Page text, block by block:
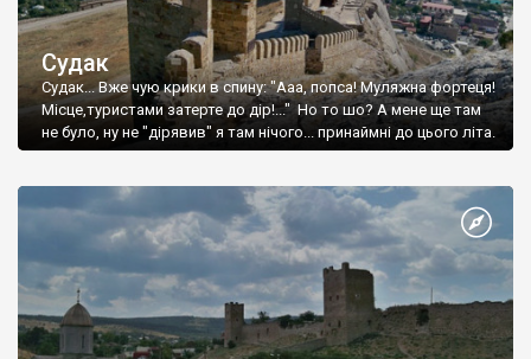
Судак
Судак... Вже чую крики в спину: "Ааа, попса! Муляжна фортеця!
Місце,туристами затерте до дір!..." Но то шо? А мене ще там
не було, ну не "дірявив" я там нічого... принаймні до цього літа.